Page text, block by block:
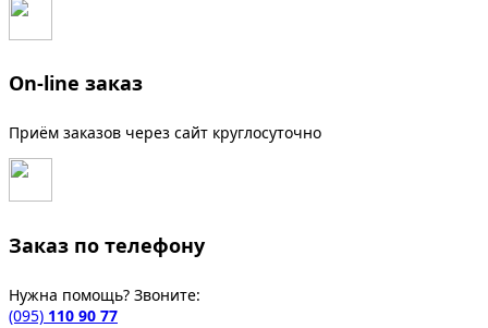
On-line заказ
Приём заказов через сайт круглосуточно
Заказ по телефону
Нужна помощь? Звоните:
(095) 110 90 77